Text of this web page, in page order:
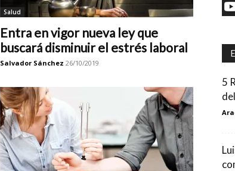
Salud
Entra en vigor nueva ley que
buscará disminuir el estrés laboral
Salvador Sánchez 26/10/2019
5